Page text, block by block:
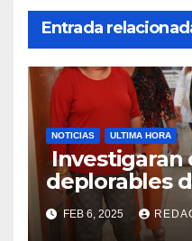
Entrada
NOTICIAS ULTIMA HORA
Investigaran
deplorables
facilidades el
de la Salud
FEB 6, 2025